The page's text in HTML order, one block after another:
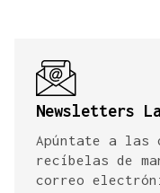
Newsletters
Apúntate a las
recíbelas de
correo